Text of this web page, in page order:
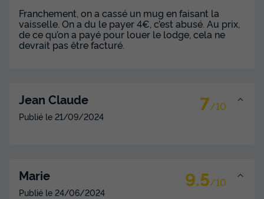
Franchement, on a cassé un mug en faisant la
vaisselle. On a du le payer 4€, c’est abusé. Au prix,
de ce qu’on a payé pour louer le lodge, cela ne
devrait pas être facturé.
Jean Claude 7/10
Publié le 21/09/2024
Marie 9.5/10
Publié le 24/06/2024